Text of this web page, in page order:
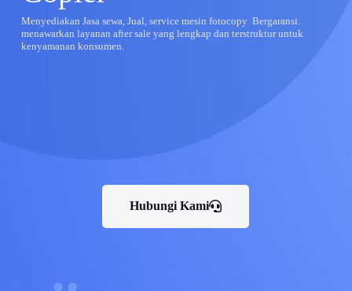
Menyediakan Jasa sewa, Jual, service mesin fotocopy Bergaransi.
menawarkan layanan after sale yang lengkap dan terstruktur untuk
kenyamanan konsumen.
Hubungi Kami